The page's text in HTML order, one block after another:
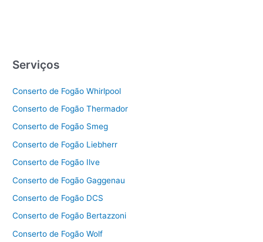
Serviços
Conserto de Fogão Whirlpool
Conserto de Fogão Thermador
Conserto de Fogão Smeg
Conserto de Fogão Liebherr
Conserto de Fogão Ilve
Conserto de Fogão Gaggenau
Conserto de Fogão DCS
Conserto de Fogão Bertazzoni
Conserto de Fogão Wolf